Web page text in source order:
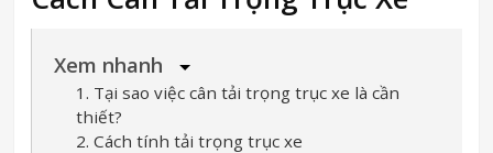
Xem nhanh
1. Tại sao việc cân tải trọng trục xe là cần
thiết?
2. Cách tính tải trọng trục xe